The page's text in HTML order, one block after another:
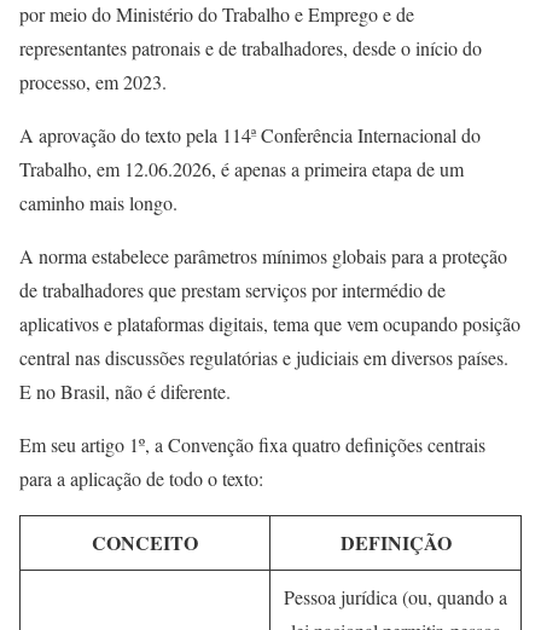
por meio do Ministério do Trabalho e Emprego e de
representantes patronais e de trabalhadores, desde o início do
processo, em 2023.
A aprovação do texto pela 114ª Conferência Internacional do
Trabalho, em 12.06.2026, é apenas a primeira etapa de um
caminho mais longo.
A norma estabelece parâmetros mínimos globais para a proteção
de trabalhadores que prestam serviços por intermédio de
aplicativos e plataformas digitais, tema que vem ocupando posição
central nas discussões regulatórias e judiciais em diversos países.
E no Brasil, não é diferente.
Em seu artigo 1º, a Convenção fixa quatro definições centrais
para a aplicação de todo o texto:
CONCEITO DEFINIÇÃO
Pessoa jurídica (ou, quando a